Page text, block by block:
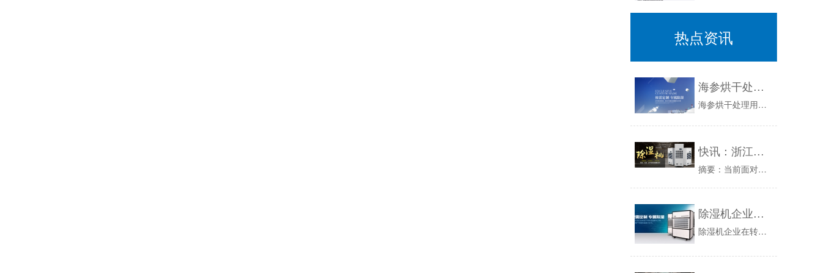
热点资讯
海参烘干处理用什么方法好？海参烘干除湿机
海参烘干处理用什么方法好？海参烘干除湿机商品详细资料：海参是一种珍贵的食物，在中国早已有2000很多年的吃历史时间了，之前是以大海中打捞野生...
快讯：浙江加湿器 面对挑战加快发展
摘要：当前面对美国次贷危机引起的金融风暴，给浙江加湿器业也带领来较大的冲击，市场需求下降、出口减少、竞争更剧烈，但在这种情况下有没有看到受冲...
除湿机企业在转型中的品牌战略
除湿机企业在转型中的品牌战略：除湿机在我国已经发展了十几年，现在还是粗放式的发展模式，现在我国正处于经济转型时候，除湿机企业必须认识到品牌的...